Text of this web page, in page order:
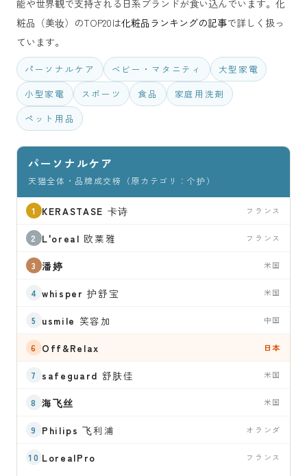
能や世界観で支持される日系ブランドが食い込んでいます。化
粧品（美妆）のTOP20は化粧品ランキングの記事で詳しく扱っ
ています。
パーソナルケア ベビー・マタニティ
大型家電
小型家電
スポーツ 食品
家庭用洗剤
ペット用品
パーソナルケア
天猫全体・品牌成交榜（原カテゴリ：个护）
KERASTASE 卡诗 フランス
L'oreal 欧莱雅 フランス
潘婷 米国
whisper 护舒宝 米国
usmile 笑容加 中国
Off&Relax 日本
safeguard 舒肤佳 米国
海飞丝 米国
Philips 飞利浦 オランダ
LorealPro フランス